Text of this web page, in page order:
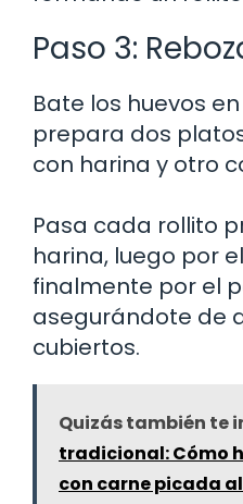
Paso 3:
Bate los huevos
prepara dos
con harina y otro
Pasa cada rollito
harina, luego por
finalmente por el
asegurándote de
cubiertos.
Quizás también te
tradicional: Cómo
con carne picada